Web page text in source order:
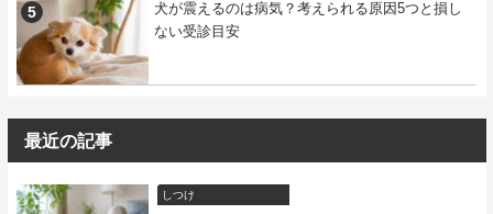
犬が震えるのは病気？考えられる原因5つと損し
ない受診目安
最近の記事
しつけ